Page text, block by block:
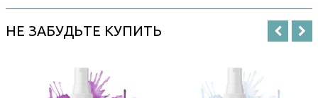
НЕ ЗАБУДЬТЕ КУПИТЬ